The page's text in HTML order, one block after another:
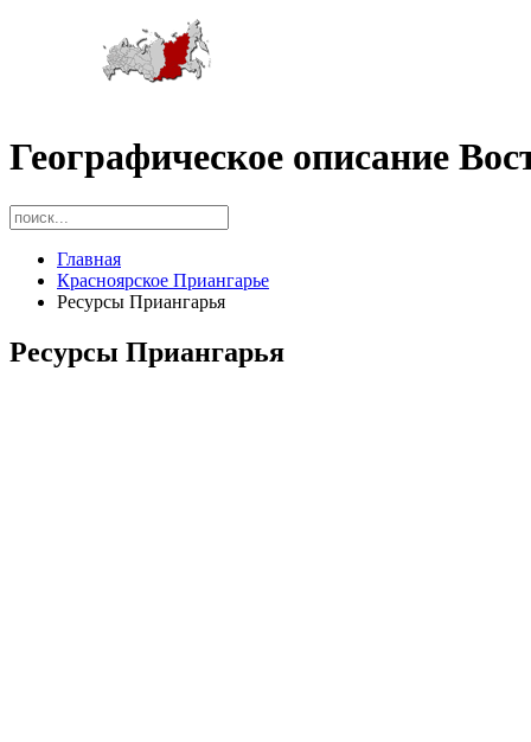
Географическое описание
Главная
Красноярское Приангарье
Ресурсы Приангарья
Ресурсы Приангарья